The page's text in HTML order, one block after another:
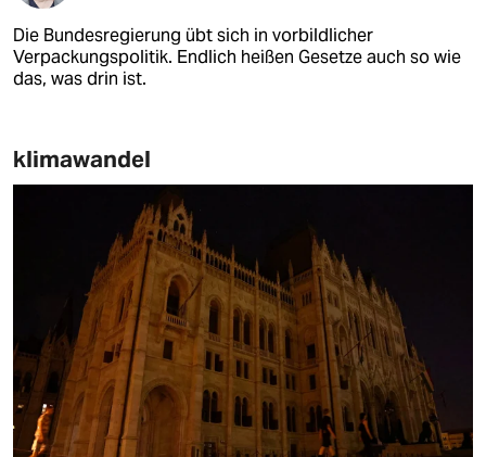
Die Bundesregierung übt sich in vorbildlicher
Verpackungspolitik. Endlich heißen Gesetze auch so wie
das, was drin ist.
klimawandel